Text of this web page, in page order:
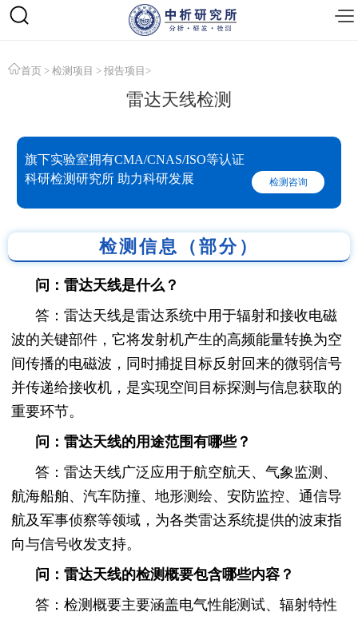
首页 > 检测项目 > 报告项目 >
雷达天线检测
旗下实验室拥有CMA/CNAS/ISO等认证
科研检测研究所 助力科研发展
检测咨询
检测信息（部分）
问：雷达天线是什么？
答：雷达天线是雷达系统中用于辐射和接收电磁
波的关键部件，它将发射机产生的高频能量转换为空
间传播的电磁波，同时捕捉目标反射回来的微弱信号
并传递给接收机，是实现空间目标探测与信息获取的
重要环节。
问：雷达天线的用途范围有哪些？
答：雷达天线广泛应用于航空航天、气象监测、
航海船舶、汽车防撞、地形测绘、安防监控、通信导
航及军事侦察等领域，为各类雷达系统提供的波束指
向与信号收发支持。
问：雷达天线的检测概要包含哪些内容？
答：检测概要主要涵盖电气性能测试、辐射特性